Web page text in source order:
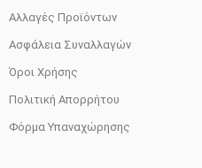
Αλλαγές Προϊόντων
Ασφάλεια Συναλλαγών
Όροι Χρήσης
Πολιτική Απορρήτου
Φόρμα Υπαναχώρησης